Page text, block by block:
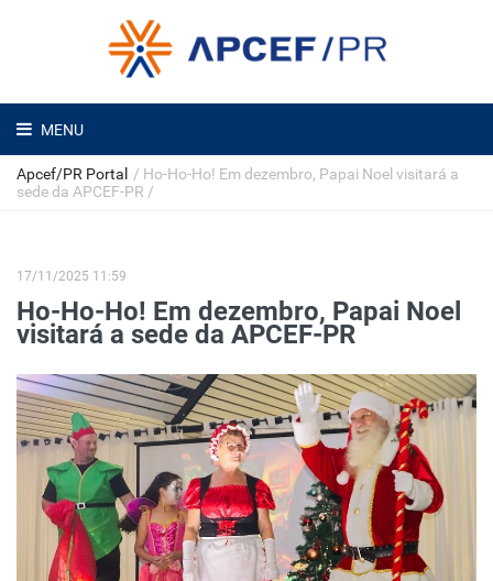
MENU
Apcef/PR Portal / Ho-Ho-Ho! Em dezembro, Papai Noel visitará a
sede da APCEF-PR /
17/11/2025 11:59
Ho-Ho-Ho! Em dezembro, Papai Noel
visitará a sede da APCEF-PR